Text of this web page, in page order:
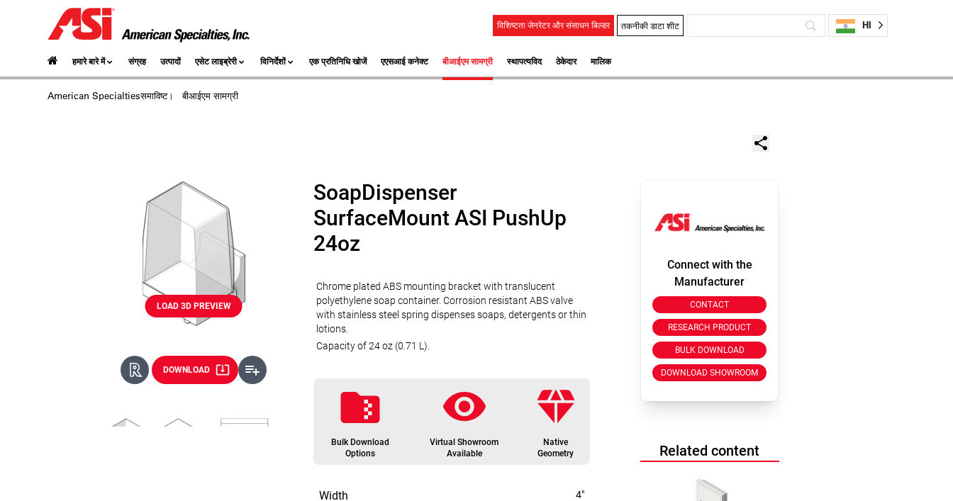
विशिष्टता जेनरेटर और संसाधन बिल्डर तकनीकी डाटा शीट HI
हमारे बारे में संग्रह उत्पादों एसेट लाइब्रेरी विनिर्देशों एक प्रतिनिधि खोजें एएसआई कनेक्ट बीआईएम सामग्री स्‍थापत्‍यविद ठेकेदार मालिक
American Specialtiesसमाविष्‍ट। बीआईएम सामग्री